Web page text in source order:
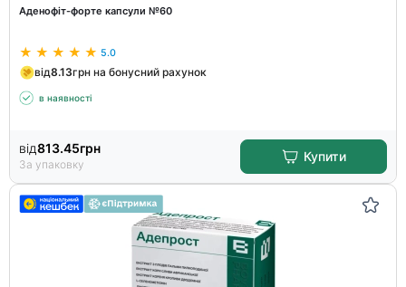
Аденофіт-форте капсули №60
5.0
від8.13грн на бонусний рахунок
в наявності
від813.45грн
За упаковку
Купити